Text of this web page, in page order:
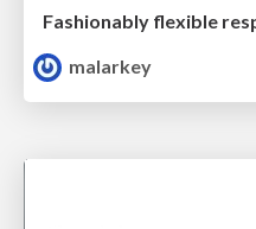
malarkey